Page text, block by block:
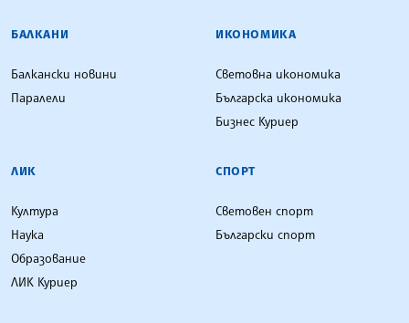
БАЛКАНИ
Балкански новини
Паралели
ИКОНОМИКА
Световна икономика
Българска икономика
Бизнес Куриер
ЛИК
Култура
Наука
Образование
ЛИК Куриер
СПОРТ
Световен спорт
Български спорт